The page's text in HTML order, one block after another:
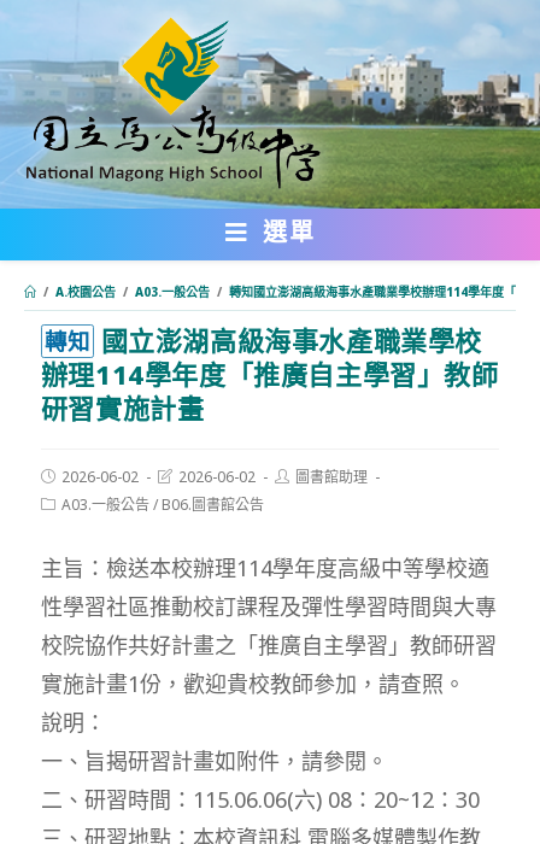
轉
主
要
內
選單
/ A.校園公告 / A03.一般公告 / 轉知國立澎湖高級海事水產職業學校辦理114學年度「推
轉知 國立澎湖高級海事水產職業學校
辦理114學年度「推廣自主學習」教師
研習實施計畫
Post
published:
2026-06-02
Post
modified:
2026-06-02
Post圖書館助理
PostA03.一般公告/ B06.圖書館公告
主旨：檢送本校辦理114學年度高級中等學校適
性學習社區推動校訂課程及彈性學習時間與大專
校院協作共好計畫之「推廣自主學習」教師研習
實施計畫1份，歡迎貴校教師參加，請查照。
說明：
一、旨揭研習計畫如附件，請參閱。
二、研習時間：115.06.06(六) 08：20~12：30
三、研習地點：本校資訊科 電腦多媒體製作教